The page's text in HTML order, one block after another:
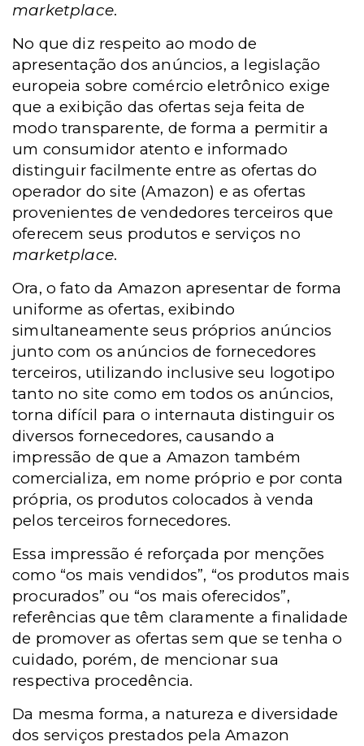
marketplace.
No que diz respeito ao modo de
apresentação dos anúncios, a legislação
europeia sobre comércio eletrônico exige
que a exibição das ofertas seja feita de
modo transparente, de forma a permitir a
um consumidor atento e informado
distinguir facilmente entre as ofertas do
operador do site (Amazon) e as ofertas
provenientes de vendedores terceiros que
oferecem seus produtos e serviços no
marketplace.
Ora, o fato da Amazon apresentar de forma
uniforme as ofertas, exibindo
simultaneamente seus próprios anúncios
junto com os anúncios de fornecedores
terceiros, utilizando inclusive seu logotipo
tanto no site como em todos os anúncios,
torna difícil para o internauta distinguir os
diversos fornecedores, causando a
impressão de que a Amazon também
comercializa, em nome próprio e por conta
própria, os produtos colocados à venda
pelos terceiros fornecedores.
Essa impressão é reforçada por menções
como “os mais vendidos”, “os produtos mais
procurados” ou “os mais oferecidos”,
referências que têm claramente a finalidade
de promover as ofertas sem que se tenha o
cuidado, porém, de mencionar sua
respectiva procedência.
Da mesma forma, a natureza e diversidade
dos serviços prestados pela Amazon